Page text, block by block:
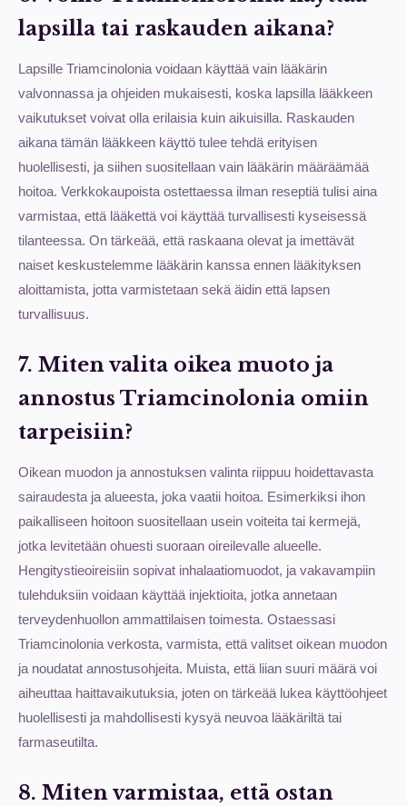
lapsilla tai raskauden aikana?
Lapsille Triamcinolonia voidaan käyttää vain lääkärin
valvonnassa ja ohjeiden mukaisesti, koska lapsilla lääkkeen
vaikutukset voivat olla erilaisia kuin aikuisilla. Raskauden
aikana tämän lääkkeen käyttö tulee tehdä erityisen
huolellisesti, ja siihen suositellaan vain lääkärin määräämää
hoitoa. Verkkokaupoista ostettaessa ilman reseptiä tulisi aina
varmistaa, että lääkettä voi käyttää turvallisesti kyseisessä
tilanteessa. On tärkeää, että raskaana olevat ja imettävät
naiset keskustelemme lääkärin kanssa ennen lääkityksen
aloittamista, jotta varmistetaan sekä äidin että lapsen
turvallisuus.
7. Miten valita oikea muoto ja
annostus Triamcinolonia omiin
tarpeisiin?
Oikean muodon ja annostuksen valinta riippuu hoidettavasta
sairaudesta ja alueesta, joka vaatii hoitoa. Esimerkiksi ihon
paikalliseen hoitoon suositellaan usein voiteita tai kermejä,
jotka levitetään ohuesti suoraan oireilevalle alueelle.
Hengitystieoireisiin sopivat inhalaatiomuodot, ja vakavampiin
tulehduksiin voidaan käyttää injektioita, jotka annetaan
terveydenhuollon ammattilaisen toimesta. Ostaessasi
Triamcinolonia verkosta, varmista, että valitset oikean muodon
ja noudatat annostusohjeita. Muista, että liian suuri määrä voi
aiheuttaa haittavaikutuksia, joten on tärkeää lukea käyttöohjeet
huolellisesti ja mahdollisesti kysyä neuvoa lääkäriltä tai
farmaseutilta.
8. Miten varmistaa, että ostan